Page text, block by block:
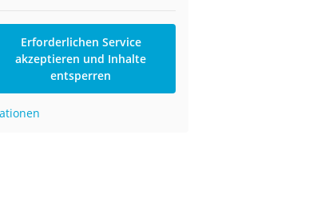
Erforderlichen Service
akzeptieren und Inhalte
entsperren